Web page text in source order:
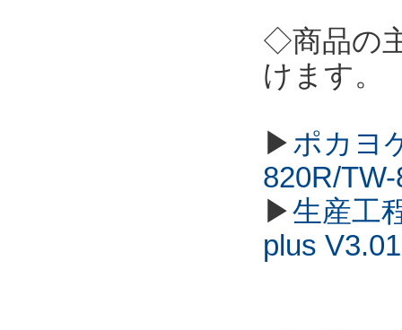
◇商品の
けます。
▶ポカヨ
820R/
▶生産工
plus V3.01